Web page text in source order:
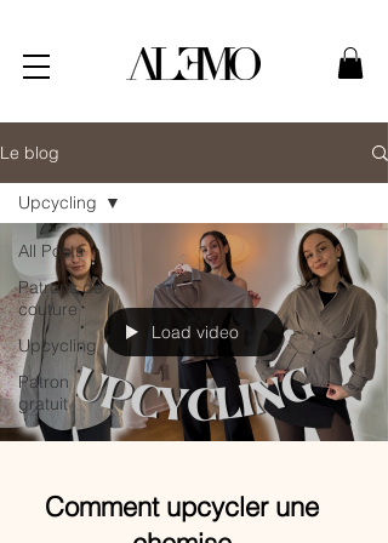
Le blog
All Posts
Patrons de
couture
Upcycling
Patron
gratuit
Upcycling
Load video
Comment upcycler une